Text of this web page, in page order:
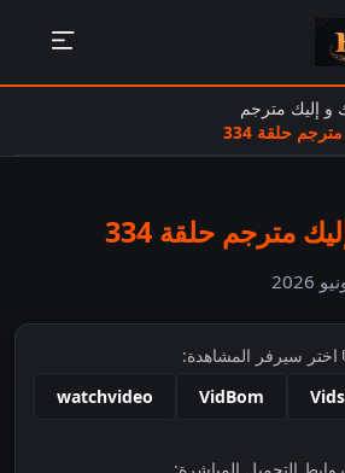
إليك مترجم
حلقة 334
مترجم حلقة 334
اختر سيرفر المشاهدة:
VidBom
watchvideo
اضغط للمشاهدة